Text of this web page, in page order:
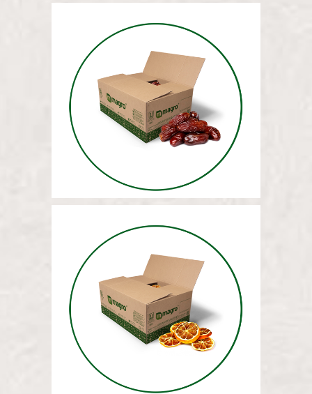
МАССОВЫЕ ДАТЫ 12,5 КГ
СУШЕНЫЕ ЛИМОНЫ 12,5 КГ